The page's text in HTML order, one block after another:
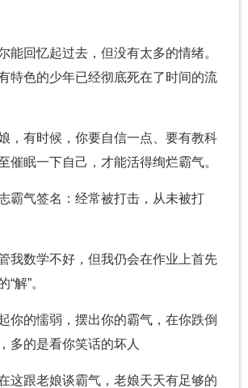
能回忆起过去，但没有太多的情绪。
特色的少年已经彻底死在了时间的流
，有时候，你要自信一点、要有教科
催眠一下自己，才能活得绚烂霸气。
霸气签名：经常被打击，从未被打
我数学不好，但我仍会在作业上首先
解”。
你的懦弱，摆出你的霸气，在你跌倒
多的是看你笑话的坏人
这跟老娘谈霸气，老娘天天有足够的